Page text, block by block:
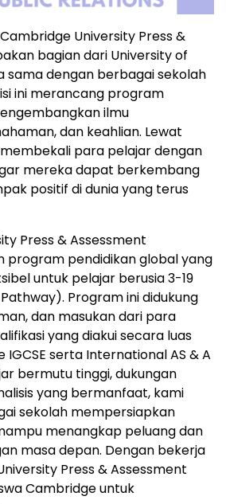
Cambridge University Press &
bagian dari University of
sama dengan berbagai sekolah
ini merancang program
ilmu
dan keahlian. Lewat
membekali para pelajar dengan
mereka dapat berkembang
positif di dunia yang terus
Press & Assessment
program pendidikan global yang
untuk pelajar berusia 3-19
Program ini didukung
dan masukan dari para
yang diakui secara luas
serta International AS & A
bermutu tinggi, dukungan
yang bermanfaat, kami
sekolah mempersiapkan
menangkap peluang dan
masa depan. Dengan bekerja
Press & Assessment
Cambridgeuntuk